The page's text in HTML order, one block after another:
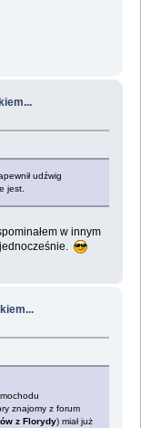
udźwig
jest.
w innym
znajomy z forum
z Florydy) miał już